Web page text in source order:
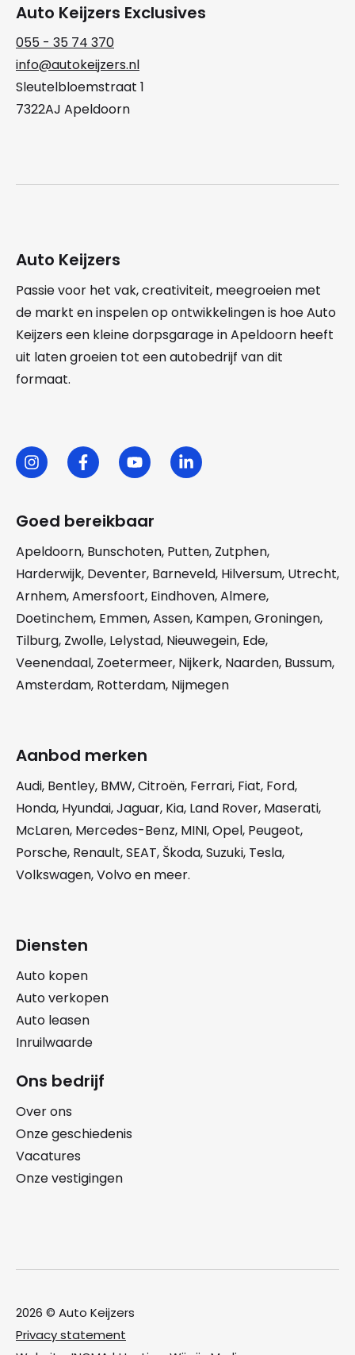
Auto Keijzers Exclusives
055 - 35 74 370
info@autokeijzers.nl
Sleutelbloemstraat 1
7322AJ Apeldoorn
Auto Keijzers
Passie voor het vak, creativiteit, meegroeien met
de markt en inspelen op ontwikkelingen is hoe Auto
Keijzers een kleine dorpsgarage in Apeldoorn heeft
uit laten groeien tot een autobedrijf van dit
formaat.
Goed bereikbaar
Apeldoorn, Bunschoten, Putten, Zutphen,
Harderwijk, Deventer, Barneveld, Hilversum, Utrecht,
Arnhem,Amersfoort, Eindhoven,Almere,
Doetinchem, Emmen,Assen, Kampen,Groningen,
Tilburg, Zwolle, Lelystad, Nieuwegein, Ede,
Veenendaal, Zoetermeer, Nijkerk, Naarden, Bussum,
Amsterdam, Rotterdam, Nijmegen
Aanbod merken
Audi, Bentley, BMW,Citroën, Ferrari, Fiat, Ford,
Honda, Hyundai,Jaguar, Kia, Land Rover, Maserati,
McLaren, Mercedes-Benz, MINI,Opel, Peugeot,
Porsche, Renault,SEAT, Škoda,Suzuki, Tesla,
Volkswagen,Volvoen meer.
Diensten
Auto kopen
Auto verkopen
Auto leasen
Inruilwaarde
Ons bedrijf
Over ons
Onze geschiedenis
Vacatures
Onze vestigingen
2026 © Auto Keijzers
Privacy statement